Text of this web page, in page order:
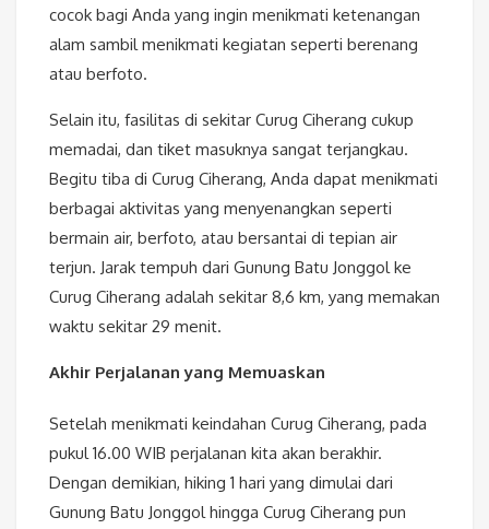
cocok bagi Anda yang ingin menikmati ketenangan
alam sambil menikmati kegiatan seperti berenang
atau berfoto.
Selain itu, fasilitas di sekitar Curug Ciherang cukup
memadai, dan tiket masuknya sangat terjangkau.
Begitu tiba di Curug Ciherang, Anda dapat menikmati
berbagai aktivitas yang menyenangkan seperti
bermain air, berfoto, atau bersantai di tepian air
terjun. Jarak tempuh dari Gunung Batu Jonggol ke
Curug Ciherang adalah sekitar 8,6 km, yang memakan
waktu sekitar 29 menit.
Akhir Perjalanan yang Memuaskan
Setelah menikmati keindahan Curug Ciherang, pada
pukul 16.00 WIB perjalanan kita akan berakhir.
Dengan demikian, hiking 1 hari yang dimulai dari
Gunung Batu Jonggol hingga Curug Ciherang pun